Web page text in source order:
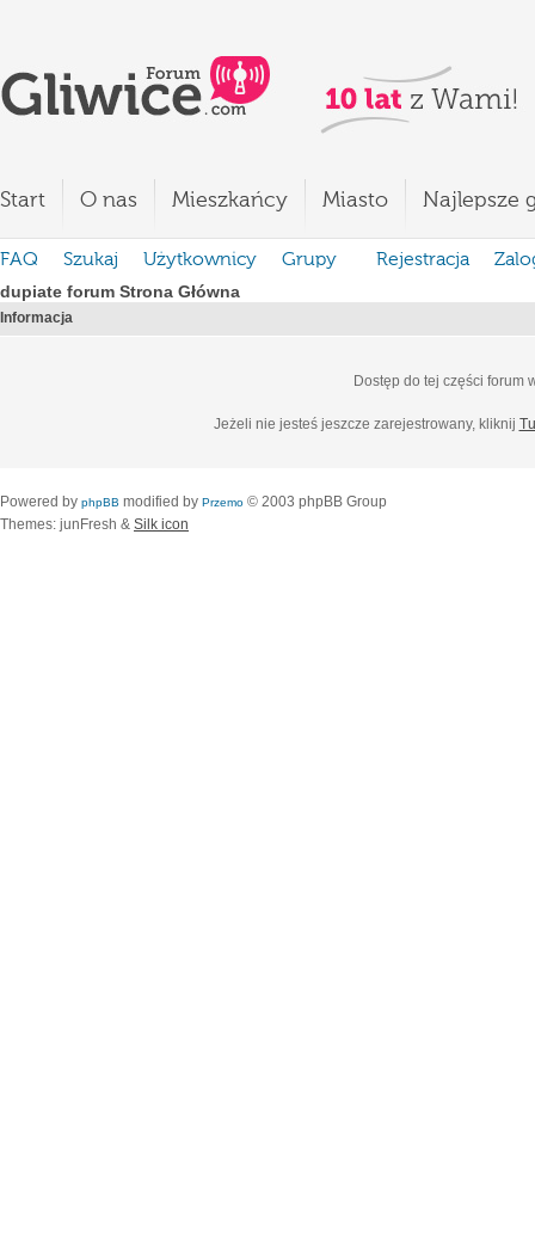
Start O nas Mieszkańcy Miasto Najlepsze
FAQ Szukaj Użytkownicy Grupy Rejestracja
dupiate forum Strona Główna
Informacja
Dostęp do tej części forum
Jeżeli nie jesteś jeszcze zarejestrowany, kliknij
Powered by phpBB modified by Przemo © 2003 phpBB Group
Themes: junFresh & Silk icon